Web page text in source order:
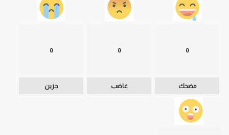
0
مضحك
0
غاضب
0
حزين